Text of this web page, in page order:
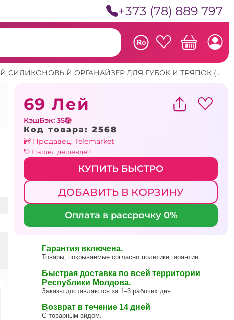
+373 (78) 889 797
Ro
ГИБКИЙ СИЛИКОНОВЫЙ ОРГАНАЙЗЕР ДЛЯ ГУБОК И ТРЯПОК (S133--4)
69 Лей
КэшБэк: 35
Код товара: 2568
Продавец: Telemarket
Нашёл дешевле?
КУПИТЬ БЫСТРО
ДОБАВИТЬ В КОРЗИНУ
Оплата в рассрочку 0%
Гарантия включена.
Товары, покрываемые согласно политике гарантии.
Быстрая доставка по всей территории
Республики Молдова.
Заказы доставляются за 1–3 рабочих дня.
Возврат в течение 14 дней
С товарным видом.